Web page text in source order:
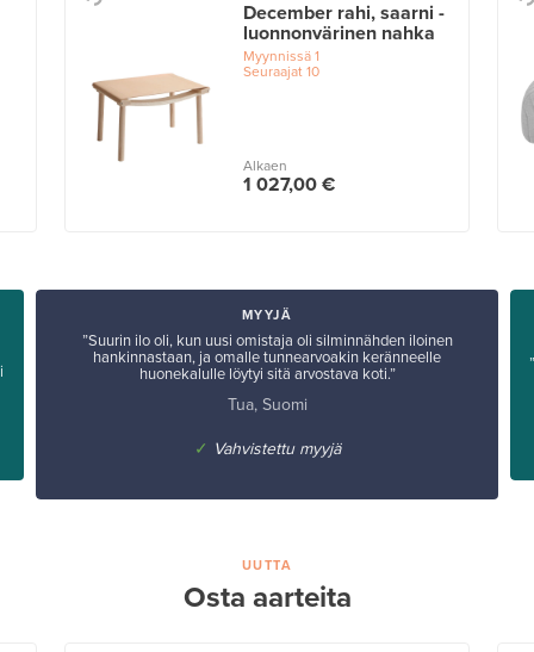
December rahi, saarni -
luonnonvärinen nahka
Myynnissä1
Seuraajat10
Alkaen
1 027,00 €
MYYJÄ
”Suurin ilo oli, kun uusi omistaja oli silminnähden iloinen
hankinnastaan, ja omalle tunnearvoakin keränneelle
huonekalulle löytyi sitä arvostava koti.”
Tua, Suomi
✓ Vahvistettu myyjä
UUTTA
Osta aarteita